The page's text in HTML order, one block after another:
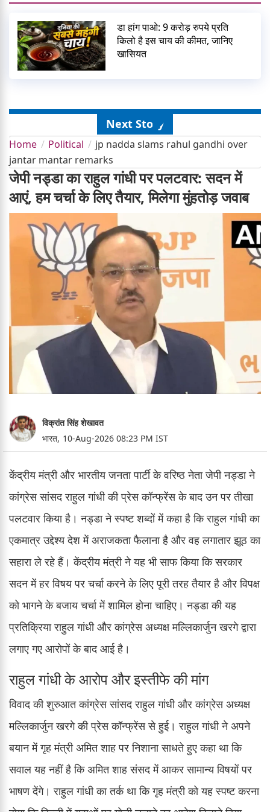
डा हांग पाओ: 9 करोड़ रुपये प्रति
किलो है इस चाय की कीमत, जानिए
खासियत
Next Story
Home Political
jp nadda slams rahul gandhi over
jantar mantar remarks
जेपी नड्डा का राहुल गांधी पर पलटवार: सदन में
आएं, हम चर्चा के लिए तैयार, मिलेगा मुंहतोड़ जवाब
विक्रांत सिंह शेखावत
भारत, 10-Aug-2026 08:23 PM IST
केंद्रीय मंत्री और भारतीय जनता पार्टी के वरिष्ठ नेता जेपी नड्डा ने
कांग्रेस सांसद राहुल गांधी की प्रेस कॉन्फ्रेंस के बाद उन पर तीखा
पलटवार किया है। नड्डा ने स्पष्ट शब्दों में कहा है कि राहुल गांधी का
एकमात्र उद्देश्य देश में अराजकता फैलाना है और वह लगातार झूठ का
सहारा ले रहे हैं। केंद्रीय मंत्री ने यह भी साफ किया कि सरकार
सदन में हर विषय पर चर्चा करने के लिए पूरी तरह तैयार है और विपक्ष
को भागने के बजाय चर्चा में शामिल होना चाहिए। नड्डा की यह
प्रतिक्रिया राहुल गांधी और कांग्रेस अध्यक्ष मल्लिकार्जुन खरगे द्वारा
लगाए गए आरोपों के बाद आई है।
राहुल गांधी के आरोप और इस्तीफे की मांग
विवाद की शुरुआत कांग्रेस सांसद राहुल गांधी और कांग्रेस अध्यक्ष
मल्लिकार्जुन खरगे की प्रेस कॉन्फ्रेंस से हुई। राहुल गांधी ने अपने
बयान में गृह मंत्री अमित शाह पर निशाना साधते हुए कहा था कि
सवाल यह नहीं है कि अमित शाह संसद में आकर सामान्य विषयों पर
भाषण देंगे। राहुल गांधी का तर्क था कि गृह मंत्री को यह स्पष्ट करना